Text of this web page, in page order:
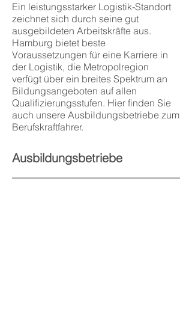
Ein leistungsstarker Logistik-Standort
zeichnet sich durch seine gut
ausgebildeten Arbeitskräfte aus.
Hamburg bietet beste
Voraussetzungen für eine Karriere in
der Logistik, die Metropolregion
verfügt über ein breites Spektrum an
Bildungsangeboten auf allen
Qualifizierungsstufen. Hier finden Sie
auch unsere Ausbildungsbetriebe zum
Berufskraftfahrer.
Ausbildungsbetriebe